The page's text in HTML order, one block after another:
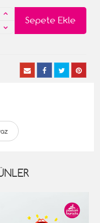
Sepete Ekle